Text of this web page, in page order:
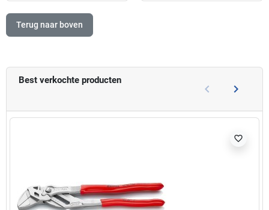
Best verkochte producten
Vorige
keyboard_arrow_left keyboard_arrow_right
favorite_border
Terug naar boven